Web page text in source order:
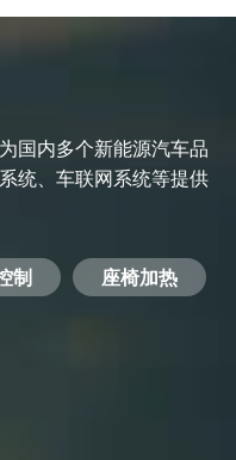
国内多个新能源汽车品
统、车联网系统等提供
制
座椅加热
电机驱动
服务器电源
机顶盒
智能交通